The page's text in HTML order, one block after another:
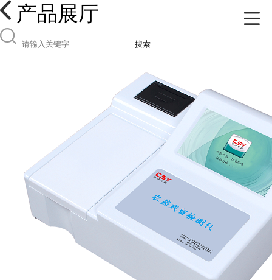
产品展厅
搜索